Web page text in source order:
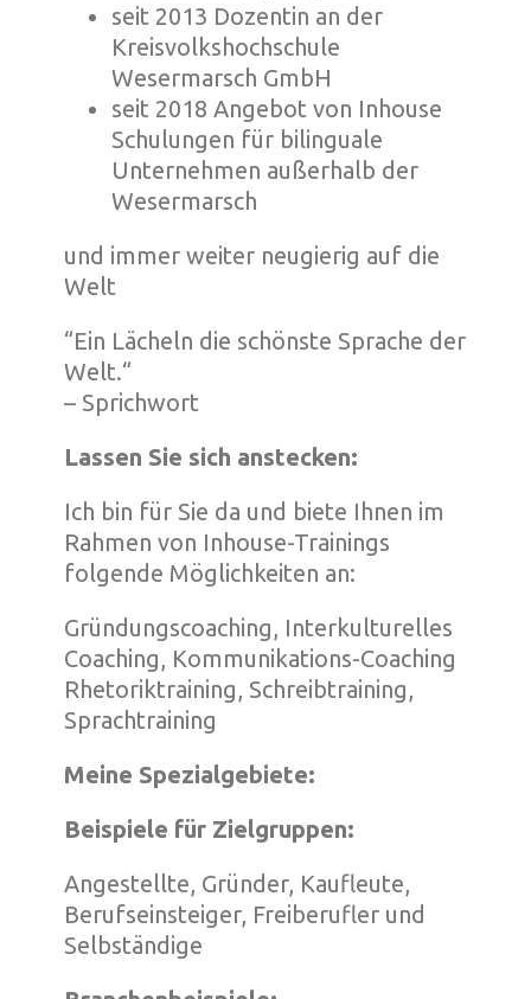
️seit 2013 Dozentin an der
Kreisvolkshochschule
Wesermarsch GmbH
️seit 2018 Angebot von Inhouse
Schulungen für bilinguale
Unternehmen außerhalb der
Wesermarsch
️und immer weiter neugierig auf die
Welt
️“Ein Lächeln die schönste Sprache der
Welt.“
– Sprichwort
Lassen Sie sich anstecken:
Ich bin für Sie da und biete Ihnen im
Rahmen von Inhouse-Trainings
folgende Möglichkeiten an:
Gründungscoaching, Interkulturelles
Coaching, Kommunikations-Coaching
Rhetoriktraining, Schreibtraining,
Sprachtraining
Meine Spezialgebiete:
Beispiele für Zielgruppen:
Angestellte, Gründer, Kaufleute,
Berufseinsteiger, Freiberufler und
Selbständige